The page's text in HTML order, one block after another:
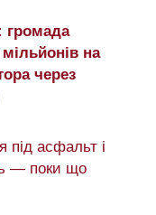
громада
на
через
під асфальт і
— поки що